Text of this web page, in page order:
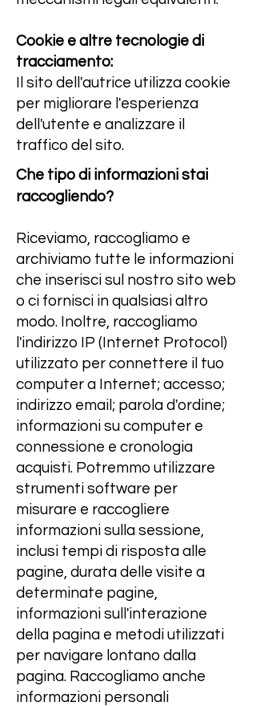
Cookie e altre tecnologie di
tracciamento:
Il sito dell'autrice utilizza cookie
per migliorare l'esperienza
dell'utente e analizzare il
traffico del sito.
Che tipo di informazioni stai
raccogliendo?
Riceviamo, raccogliamo e
archiviamo tutte le informazioni
che inserisci sul nostro sito web
o ci fornisci in qualsiasi altro
modo. Inoltre, raccogliamo
l'indirizzo IP (Internet Protocol)
utilizzato per connettere il tuo
computer a Internet; accesso;
indirizzo email; parola d'ordine;
informazioni su computer e
connessione e cronologia
acquisti. Potremmo utilizzare
strumenti software per
misurare e raccogliere
informazioni sulla sessione,
inclusi tempi di risposta alle
pagine, durata delle visite a
determinate pagine,
informazioni sull'interazione
della pagina e metodi utilizzati
per navigare lontano dalla
pagina. Raccogliamo anche
informazioni personali